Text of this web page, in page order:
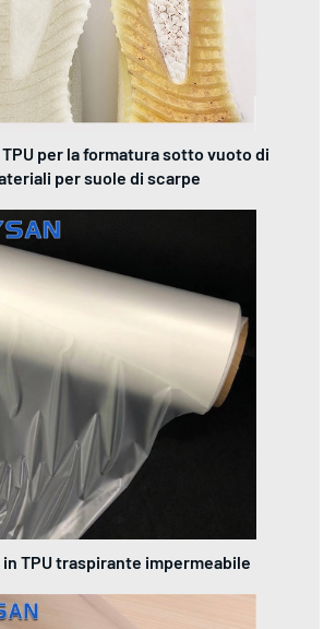
per la formatura sotto vuoto di
per suole di scarpe
TPU traspirante impermeabile